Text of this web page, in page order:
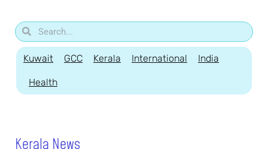
Kuwait GCC Kerala International India
Health
Kerala News